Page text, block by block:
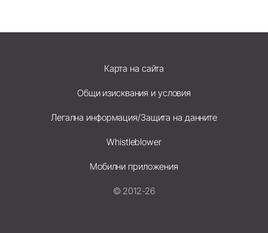
Карта на сайта
Общи изисквания и условия
Легална информация/Защита на данните
Whistleblower
Мобилни приложения
© 2012-26